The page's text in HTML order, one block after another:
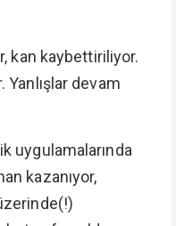
kan kaybettiriliyor.
Yanlışlar devam
uygulamalarında
kazanıyor,